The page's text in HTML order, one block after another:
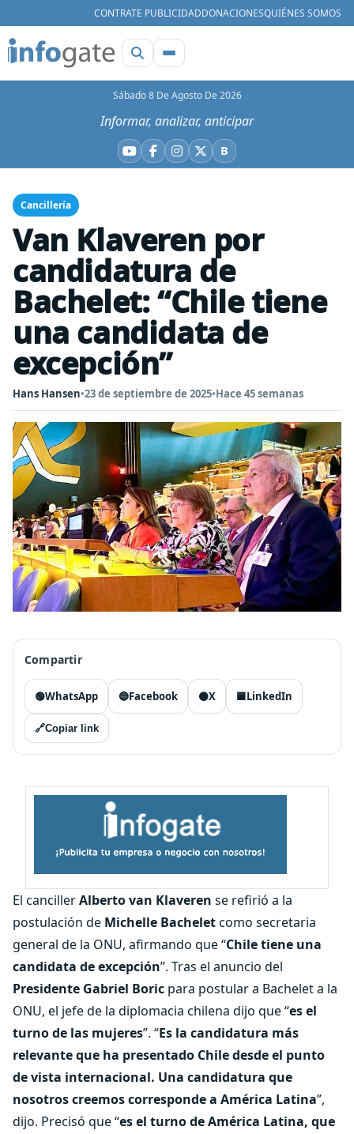
CONTRATE PUBLICIDADDONACIONESQUIÉNES SOMOS
Sábado 8 De Agosto De 2026
Informar, analizar, anticipar
YouTube
Facebook
Instagram
X BBluesky
Cancillería
Van Klaveren por
candidatura de
Bachelet: “Chile tiene
una candidata de
excepción”
Hans Hansen•23 de septiembre de 2025•Hace 45 semanas
Compartir
🟢WhatsApp 🔵Facebook ⚫X 🟦LinkedIn
🔗Copiar link
El cancillerAlberto van Klaveren se refirió a la
postulación de Michelle Bacheletcomo secretaria
general de la ONU, afirmando que “Chile tiene una
candidata de excepción”. Tras el anuncio del
Presidente Gabriel Boric para postular a Bachelet a la
ONU, el jefe de la diplomacia chilena dijo que “es el
turno de las mujeres”. “Es la candidatura más
relevante que ha presentado Chile desde el punto
de vista internacional. Una candidatura que
nosotros creemos corresponde a América Latina”,
dijo. Precisó que “es el turno de América Latina, que